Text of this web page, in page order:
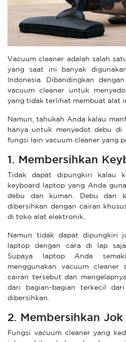
Vacuum cleaner adalah salah
yang saat ini banyak
Indonesia. Dibandingkan
vacuum cleaner untuk
yang tidak terlihat membuat alat
Namun, tahukah Anda kalau
hanya untuk menyedot debu
fungsi lain vacuum cleaner yang
1. Membersihkan
Tidak dapat dipungkiri kalau
keyboard laptop yang Anda
debu dan kuman. Debu dan
dibersihkan dengan cairan
di toko alat elektronik.
Namun tidak dapat dipungkiri
laptop dengan cara di lap
Supaya laptop Anda
menggunakan vacuum cleaner
cairan tersebut dan
dari bagian-bagian terkecil
dibersihkan.
2. Membersihkan Jok
Fungsi vacuum cleaner yang